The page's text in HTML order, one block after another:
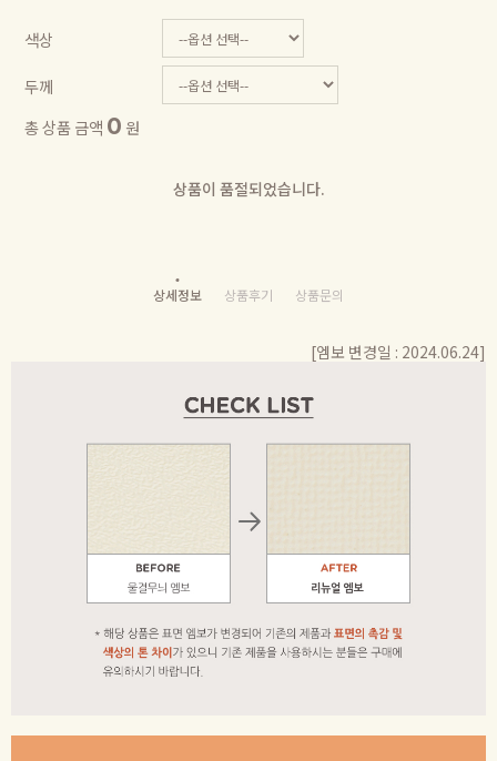
색상
두께
총 상품 금액 0 원
상품이 품절되었습니다.
상세정보 상품후기 상품문의
[엠보 변경일 : 2024.06.24]